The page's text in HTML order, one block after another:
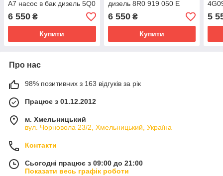
А7 насос в бак дизель 5Q0
919 050 P A2C82349000
6 550 ₴
Купити
дизель 8R0 919 050 E
A2C53369379
8R0919050E
6 550₴
Купити
5
Про нас
98% позитивних з 163 відгуків за рік
Працює з 01.12.2012
м. Хмельницький
вул. Чорновола 23/2, Хмельницький, Україна
Контакти
Сьогодні працює з 09:00 до 21:00
Показати весь графік роботи